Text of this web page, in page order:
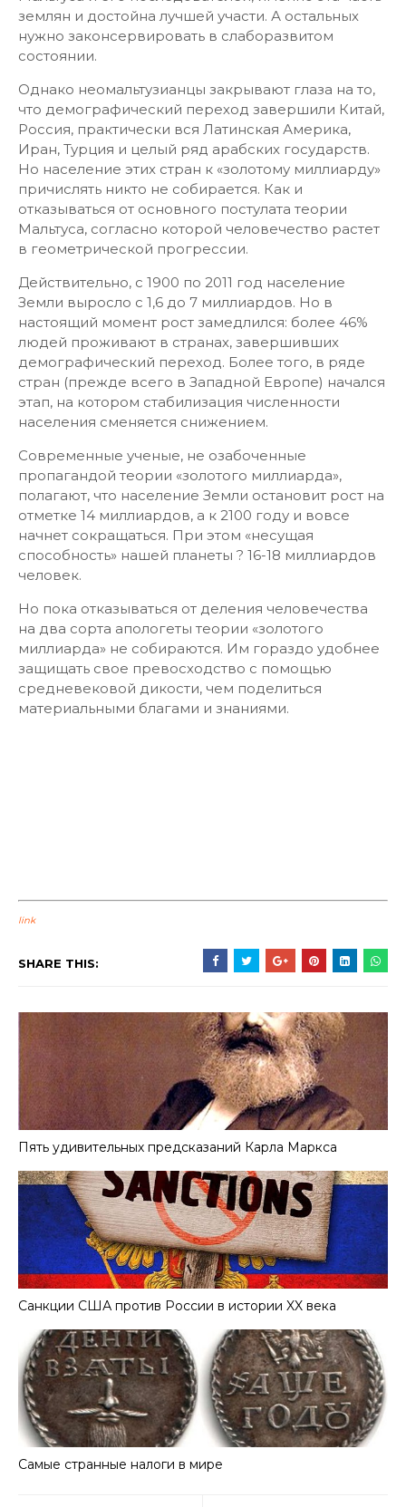
землян и достойна лучшей участи. А остальных
нужно законсервировать в слаборазвитом
состоянии.
Однако неомальтузианцы закрывают глаза на то,
что демографический переход завершили Китай,
Россия, практически вся Латинская Америка,
Иран, Турция и целый ряд арабских государств.
Но население этих стран к «золотому миллиарду»
причислять никто не собирается. Как и
отказываться от основного постулата теории
Мальтуса, согласно которой человечество растет
в геометрической прогрессии.
Действительно, с 1900 по 2011 год население
Земли выросло с 1,6 до 7 миллиардов. Но в
настоящий момент рост замедлился: более 46%
людей проживают в странах, завершивших
демографический переход. Более того, в ряде
стран (прежде всего в Западной Европе) начался
этап, на котором стабилизация численности
населения сменяется снижением.
Современные ученые, не озабоченные
пропагандой теории «золотого миллиарда»,
полагают, что население Земли остановит рост на
отметке 14 миллиардов, а к 2100 году и вовсе
начнет сокращаться. При этом «несущая
способность» нашей планеты ? 16-18 миллиардов
человек.
Но пока отказываться от деления человечества
на два сорта апологеты теории «золотого
миллиарда» не собираются. Им гораздо удобнее
защищать свое превосходство с помощью
средневековой дикости, чем поделиться
материальными благами и знаниями.
link
SHARE THIS:
Пять удивительных предсказаний Карла Маркса
Санкции США против России в истории XX века
Самые странные налоги в мире